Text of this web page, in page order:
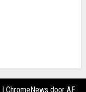
| ChromeNews door AF